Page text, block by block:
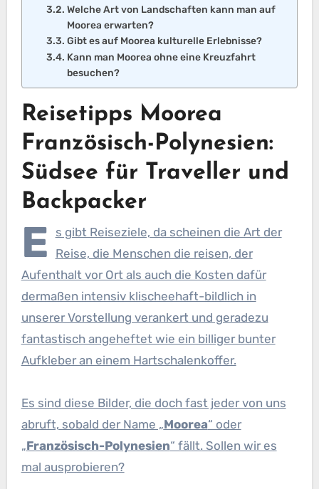
Welche Art von Landschaften kann man auf
Moorea erwarten?
Gibt es auf Moorea kulturelle Erlebnisse?
Kann man Moorea ohne eine Kreuzfahrt
besuchen?
Reisetipps Moorea
Französisch-Polynesien:
Südsee für Traveller und
Backpacker
E
s gibt Reiseziele, da scheinen die Art der
Reise, die Menschen die reisen, der
Aufenthalt vor Ort als auch die Kosten dafür
dermaßen intensiv klischeehaft-bildlich in
unserer Vorstellung verankert und geradezu
fantastisch angeheftet wie ein billiger bunter
Aufkleber an einem Hartschalenkoffer.
Es sind diese Bilder, die doch fast jeder von uns
abruft, sobald der Name „Moorea“ oder
„Französisch-Polynesien“ fällt. Sollen wir es
mal ausprobieren?